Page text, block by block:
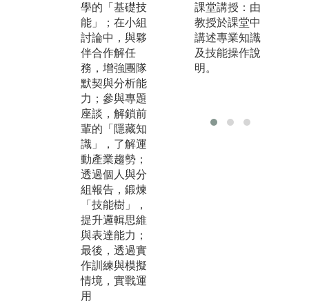
學的「基礎技
能」；在小組
討論中，與夥
伴合作解任
務，增強團隊
默契與分析能
力；參與專題
座談，解鎖前
輩的「隱藏知
識」，了解運
動產業趨勢；
透過個人與分
組報告，鍛煉
「技能樹」，
提升邏輯思維
與表達能力；
最後，透過實
作訓練與模擬
情境，實戰運
用
的指導者？這
裡讓你培養運
動分析、教學
與管理能力！
🏋️ 健身、運動
課堂講授：由
教授於課堂中
講述專業知識
及技能操作說
明。